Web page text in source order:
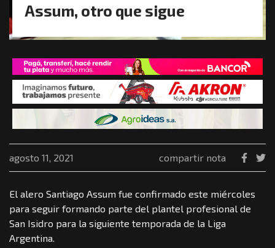
Assum, otro que sigue
agosto 11, 2021 compartir nota
El alero Santiago Assum fue confirmado este miércoles
para seguir formando parte del plantel profesional de
San Isidro para la siguiente temporada de la Liga
Argentina.